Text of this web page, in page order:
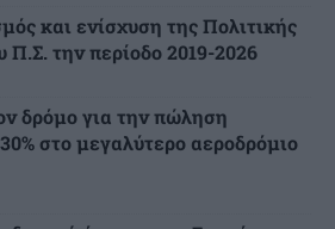
και ενίσχυση της Πολιτικής
Π.Σ. την περίοδο 2019-2026
δρόμο για την πώληση
στο μεγαλύτερο αεροδρόμιο